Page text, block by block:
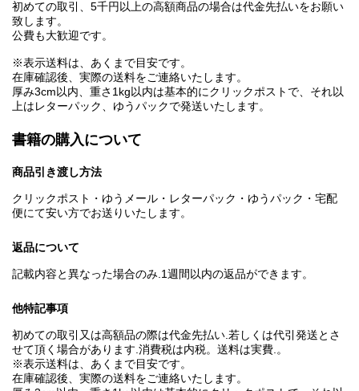
初めての取引、5千円以上の高額商品の場合は代金先払いをお願い
致します。
公費も大歓迎です。
※表示送料は、あくまで目安です。
在庫確認後、実際の送料をご連絡いたします。
厚み3cm以内、重さ1kg以内は基本的にクリックポストで、それ以
上はレターパック、ゆうパックで発送いたします。
書籍の購入について
商品引き渡し方法
クリックポスト・ゆうメール・レターパック・ゆうパック・宅配
便にて安い方でお送りいたします。
返品について
記載内容と異なった場合のみ.1週間以内の返品ができます。
他特記事項
初めての取引又は高額品の際は代金先払い.若しくは代引発送とさ
せて頂く場合があります.消費税は内税。送料は実費.。
※表示送料は、あくまで目安です。
在庫確認後、実際の送料をご連絡いたします。